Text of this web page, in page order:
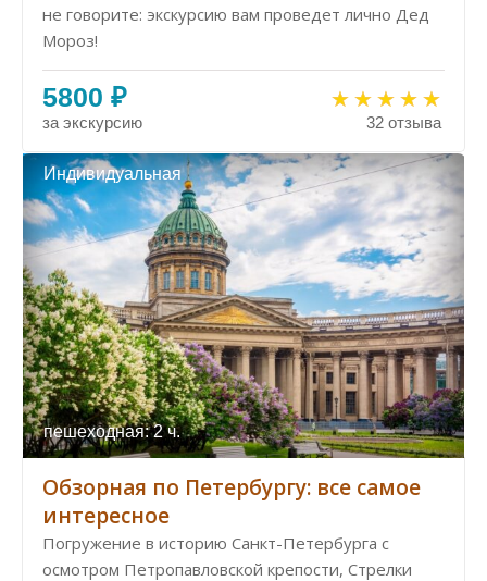
не говорите: экскурсию вам проведет лично Дед
Мороз!
5800 ₽
за экскурсию 32 отзыва
Индивидуальная
пешеходная: 2 ч.
Обзорная по Петербургу: все самое
интересное
Погружение в историю Санкт-Петербурга с
осмотром Петропавловской крепости, Стрелки